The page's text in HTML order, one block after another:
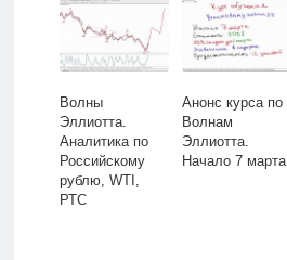
Волны
Эллиотта.
Аналитика по
Российскому
рублю, WTI,
РТС
Анонс курса по
Волнам
Эллиотта.
Начало 7 марта.